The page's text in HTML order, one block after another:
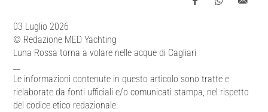
03 Luglio 2026
© Redazione MED Yachting
Luna Rossa torna a volare nelle acque di Cagliari
Le informazioni contenute in questo articolo sono tratte e
rielaborate da fonti ufficiali e/o comunicati stampa, nel rispetto
del codice etico redazionale.